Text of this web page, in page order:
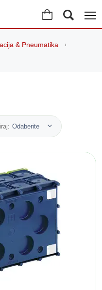
& Pneumatika
Odaberite